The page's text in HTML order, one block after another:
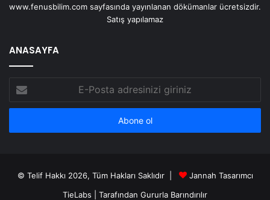
www.fenusbilim.com sayfasında yayınlanan dökümanlar ücretsizdir.
Satış yapılamaz
ANASAYFA
Posta
adresinizi
© Telif Hakkı 2026, Tüm Hakları Saklıdır |
Jannah Tasarımcı
TieLabs | Tarafından Gururla Barındırılır